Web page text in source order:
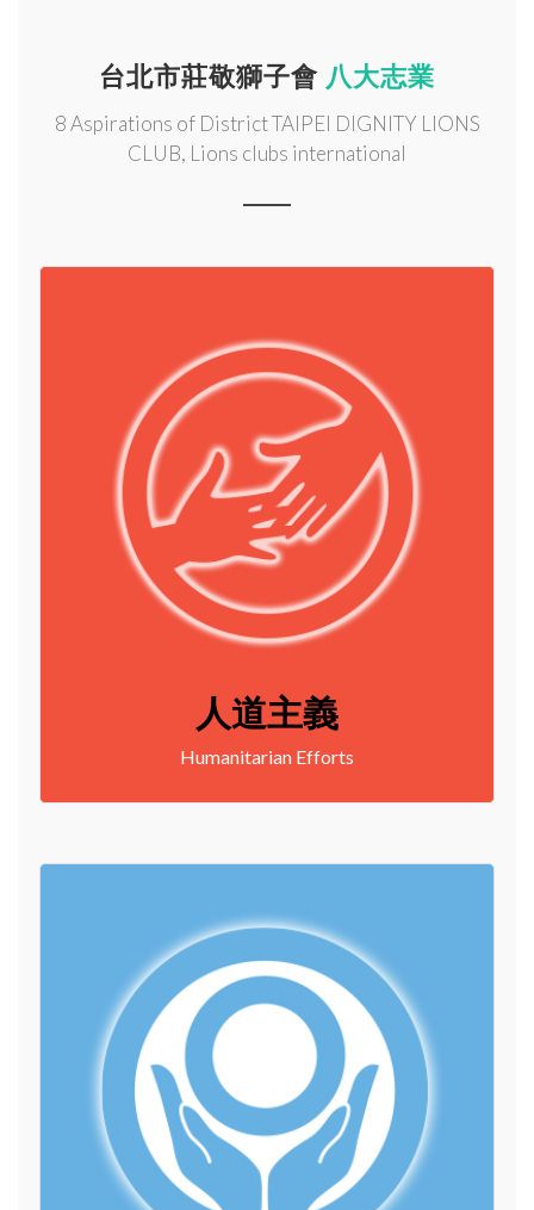
台北市莊敬獅子會八大志業
8 Aspirations of District TAIPEI DIGNITY LIONS
CLUB, Lions clubs international
人道主義
Humanitarian Efforts